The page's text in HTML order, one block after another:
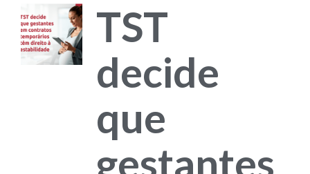
TST
decide
que
gestantes